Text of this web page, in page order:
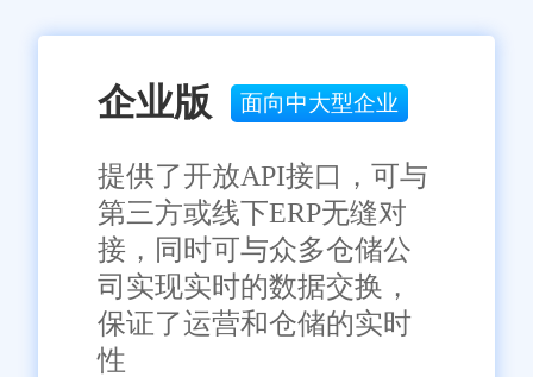
的准确性和一致性。同时，系统
保数据的安全性和可靠性。
智能化高：系统采用先进的
智能化技术，如人工智能、大数
据等，实现订单处理的自动化和
智能化。同时，系统还提供智能
企业版 面向中大型企业
提供了开放API接口，可与
第三方或线下ERP无缝对
接，同时可与众多仓储公
司实现实时的数据交换，
保证了运营和仓储的实时
性